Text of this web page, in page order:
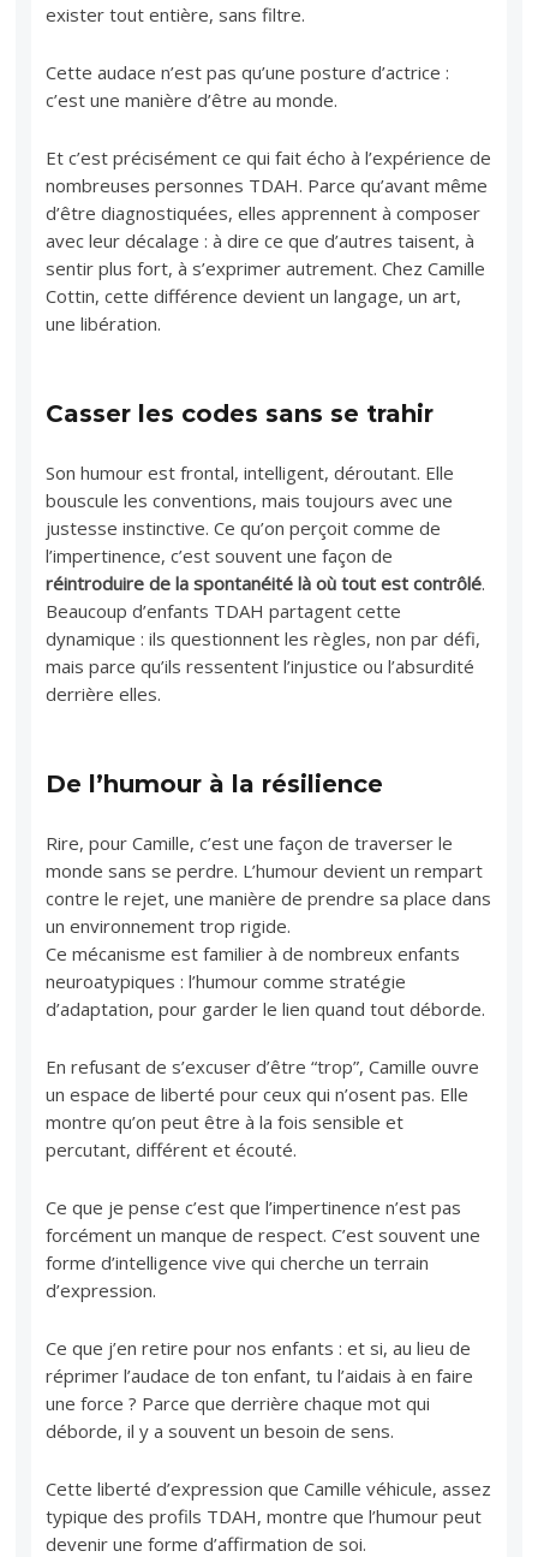
exister tout entière, sans filtre.
Cette audace n’est pas qu’une posture d’actrice :
c’est une manière d’être au monde.
Et c’est précisément ce qui fait écho à l’expérience de
nombreuses personnes TDAH. Parce qu’avant même
d’être diagnostiquées, elles apprennent à composer
avec leur décalage : à dire ce que d’autres taisent, à
sentir plus fort, à s’exprimer autrement. Chez Camille
Cottin, cette différence devient un langage, un art,
une libération.
Casser les codes sans se trahir
Son humour est frontal, intelligent, déroutant. Elle
bouscule les conventions, mais toujours avec une
justesse instinctive. Ce qu’on perçoit comme de
l’impertinence, c’est souvent une façon de
réintroduire de la spontanéité là où tout est contrôlé.
Beaucoup d’enfants TDAH partagent cette
dynamique : ils questionnent les règles, non par défi,
mais parce qu’ils ressentent l’injustice ou l’absurdité
derrière elles.
De l’humour à la résilience
Rire, pour Camille, c’est une façon de traverser le
monde sans se perdre. L’humour devient un rempart
contre le rejet, une manière de prendre sa place dans
un environnement trop rigide.
Ce mécanisme est familier à de nombreux enfants
neuroatypiques : l’humour comme stratégie
d’adaptation, pour garder le lien quand tout déborde.
En refusant de s’excuser d’être “trop”, Camille ouvre
un espace de liberté pour ceux qui n’osent pas. Elle
montre qu’on peut être à la fois sensible et
percutant, différent et écouté.
Ce que je pense c’est que l’impertinence n’est pas
forcément un manque de respect. C’est souvent une
forme d’intelligence vive qui cherche un terrain
d’expression.
Ce que j’en retire pour nos enfants : et si, au lieu de
réprimer l’audace de ton enfant, tu l’aidais à en faire
une force ? Parce que derrière chaque mot qui
déborde, il y a souvent un besoin de sens.
Cette liberté d’expression que Camille véhicule, assez
typique des profils TDAH, montre que l’humour peut
devenir une forme d’affirmation de soi.